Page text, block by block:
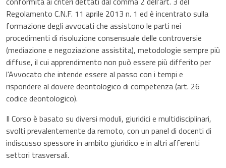
Regolamento C.N.F. 11 aprile 2013 n. 1 ed è incentrato sulla
formazione degli avvocati che assistono le parti nei
procedimenti di risoluzione consensuale delle controversie
(mediazione e negoziazione assistita), metodologie sempre più
diffuse, il cui apprendimento non può essere più differito per
l'Avvocato che intende essere al passo con i tempi e
rispondere al dovere deontologico di competenza (art. 26
codice deontologico).
Il Corso è basato su diversi moduli, giuridici e multidisciplinari,
svolti prevalentemente da remoto, con un panel di docenti di
indiscusso spessore in ambito giuridico e in altri afferenti
settori trasversali.